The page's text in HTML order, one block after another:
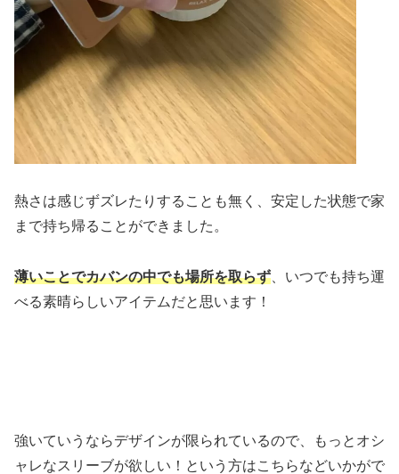
熱さは感じずズレたりすることも無く、安定した状態で家
まで持ち帰ることができました。
薄いことでカバンの中でも場所を取らず 、いつでも持ち運
べる素晴らしいアイテムだと思います！
強いていうならデザインが限られているので、もっとオシ
ャレなスリーブが欲しい！という方はこちらなどいかがで